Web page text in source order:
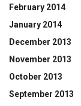
February 2014
January 2014
December 2013
November 2013
October 2013
September 2013